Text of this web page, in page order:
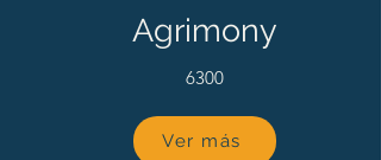
Agrimony
6300
Ver más